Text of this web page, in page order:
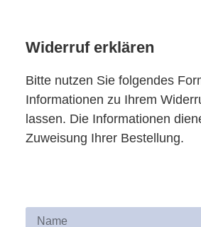
Widerruf erklären
Bitte nutzen Sie folgendes
Informationen zu Ihrem
lassen. Die Informationen
Zuweisung Ihrer Bestellung.